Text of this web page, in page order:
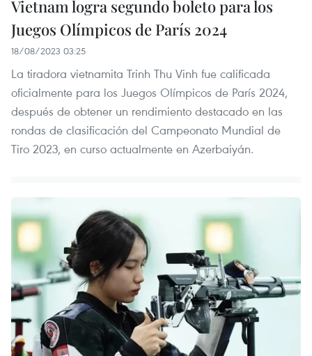
Vietnam logra segundo boleto para los
Juegos Olímpicos de París 2024
18/08/2023 03:25
La tiradora vietnamita Trinh Thu Vinh fue calificada
oficialmente para los Juegos Olímpicos de París 2024,
después de obtener un rendimiento destacado en las
rondas de clasificación del Campeonato Mundial de
Tiro 2023, en curso actualmente en Azerbaiyán.